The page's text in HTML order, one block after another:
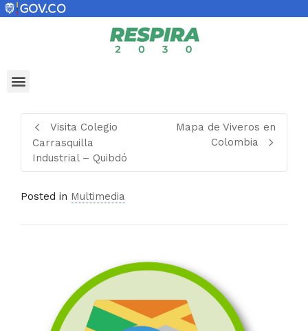
Visita Colegio
Carrasquilla
Industrial – Quibdó
Mapa de Viveros en
Colombia
Posted in Multimedia